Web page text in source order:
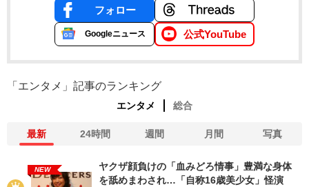
フォロー
Googleニュース 公式YouTube
「エンタメ」記事のランキング
エンタメ 総合
最新 24時間 週間 月間 写真
NEW
ヤクザ顔負けの「血みどろ情事」豊満な身体
を舐めまわされ…「自称16歳美少女」怪演